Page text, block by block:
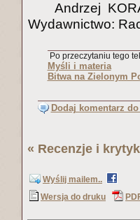
Andrzej
Wydawnictwo:
Po przeczytaniu tego
Myśli i materia
Bitwa na Zielonym
Dodaj komentarz
« Recenzje i
Wyślij mailem..
Wersja do druku